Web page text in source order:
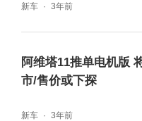
光雷达的成像能力
稳定识别120米外
光线不足的情况下
新车 3年前
阿维塔11推单电机版
市/售价或下探
新车 3年前